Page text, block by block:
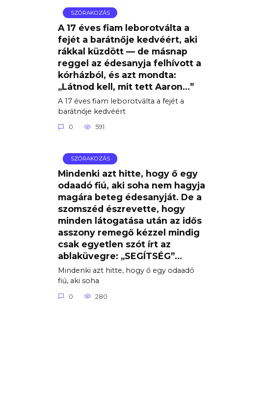
SZÓRAKOZÁS
A 17 éves fiam leborotválta a
fejét a barátnője kedvéért, aki
rákkal küzdött — de másnap
reggel az édesanyja felhívott a
kórházból, és azt mondta:
„Látnod kell, mit tett Aaron…”
A 17 éves fiam leborotválta a fejét a
barátnője kedvéért
0 591
SZÓRAKOZÁS
Mindenki azt hitte, hogy ő egy
odaadó fiú, aki soha nem hagyja
magára beteg édesanyját. De a
szomszéd észrevette, hogy
minden látogatása után az idős
asszony remegő kézzel mindig
csak egyetlen szót írt az
ablaküvegre: „SEGÍTSÉG”…
Mindenki azt hitte, hogy ő egy odaadó
fiú, aki soha
0 280